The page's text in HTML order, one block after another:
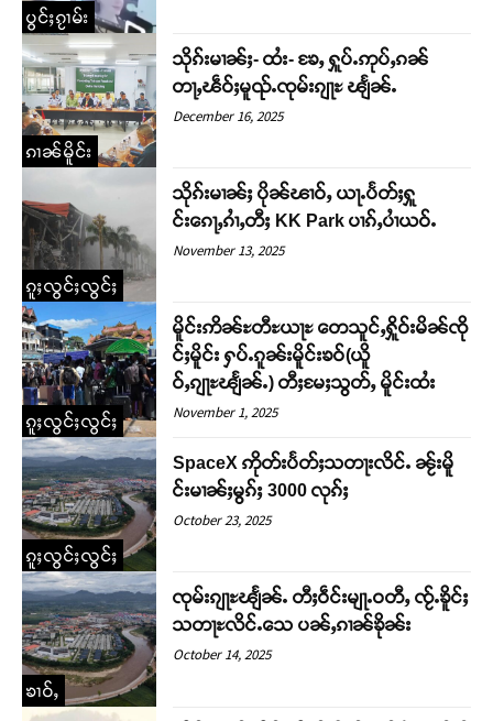
ပွင်ႈၵႂၢမ်း
ၵၢၼ်မိူင်း
သိုၵ်းမၢၼ်ႈ- ထႆး- ၶႄႇ ႁူပ်ႉဢုပ်ႇၵၼ်
တႃႇၽဵဝ်ႈမူၺ်ႉၸုမ်းၵျႃႊ ၽျႅၼ်ႉ
December 16, 2025
ၵူႈလွင်ႈလွင်ႈ
သိုၵ်းမၢၼ်ႈ ပိုၼ်ၽၢဝ်ႇ ယႃႉပႅတ်ႈႁူ
င်းၵေႃႇၵၢႆႇတီႈ KK Park ပၢၵ်ႇပၢႆယဝ်ႉ
November 13, 2025
ၵူႈလွင်ႈလွင်ႈ
မိူင်းဢိၼ်ႊတီႊယႃႊ တေသူင်ႇႁိူဝ်းမိၼ်ၸို
င်ႈမိူင်း ႁပ်ႉၵူၼ်းမိူင်းၶဝ်(ယိူ
ဝ်ႇၵျႃႊၽျႅၼ်ႉ) တီႈမႄႈသွတ်ႇ မိူင်းထႆး
November 1, 2025
ၵူႈလွင်ႈလွင်ႈ
SpaceX ဢိုတ်းပႅတ်ႈသတႃးလိင်ႉ ၼႂ်းမိူ
င်းမၢၼ်ႈမွၵ်ႈ 3000 လုၵ်ႈ
October 23, 2025
ၶၢဝ်ႇ
ၸုမ်းၵျႃႊၽျႅၼ်ႉ တီႈဝဵင်းမျႃႉဝတီႇ ၸႂ်ႉၶိူင်ႈ
သတႃႊလိင်ႉသေ ပၼ်ႇၵၢၼ်ၶိုၼ်း
October 14, 2025